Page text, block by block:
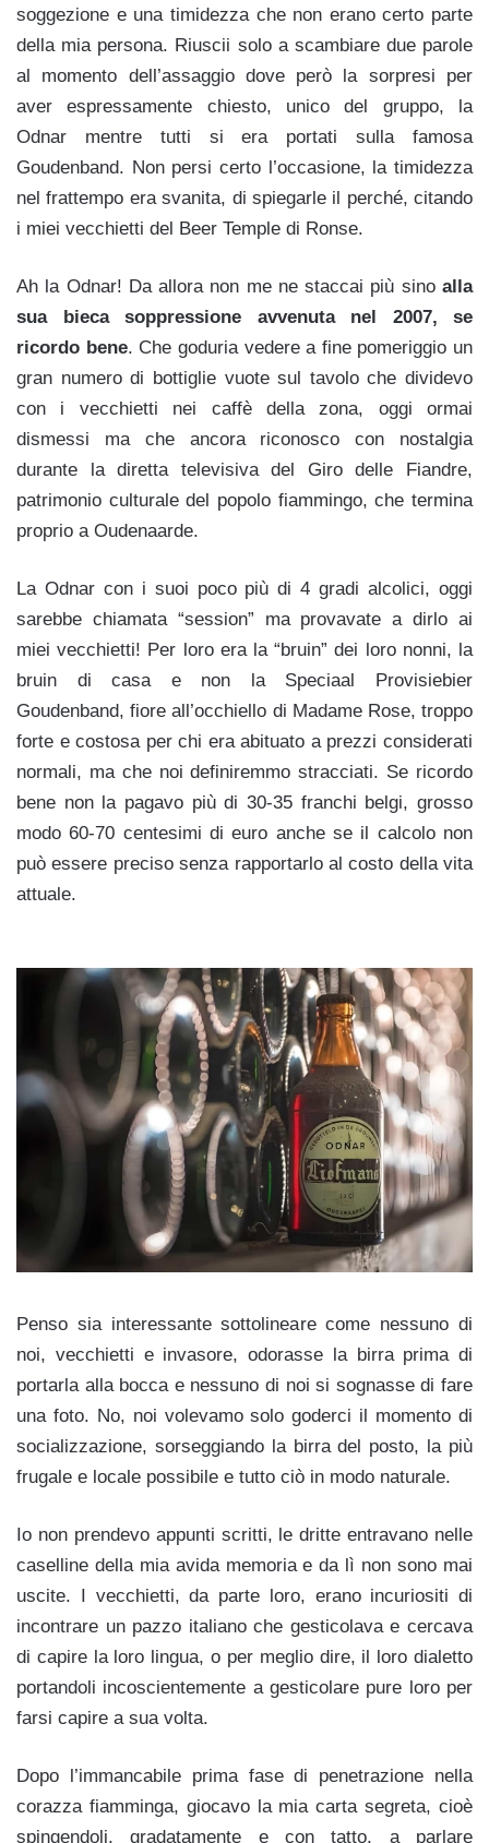
soggezione e una timidezza che non erano certo parte
della mia persona. Riuscii solo a scambiare due parole
al momento dell’assaggio dove però la sorpresi per
aver espressamente chiesto, unico del gruppo, la
Odnar mentre tutti si era portati sulla famosa
Goudenband. Non persi certo l’occasione, la timidezza
nel frattempo era svanita, di spiegarle il perché, citando
i miei vecchietti del Beer Temple di Ronse.
Ah la Odnar! Da allora non me ne staccai più sino alla
sua bieca soppressione avvenuta nel 2007, se
ricordo bene. Che goduria vedere a fine pomeriggio un
gran numero di bottiglie vuote sul tavolo che dividevo
con i vecchietti nei caffè della zona, oggi ormai
dismessi ma che ancora riconosco con nostalgia
durante la diretta televisiva del Giro delle Fiandre,
patrimonio culturale del popolo fiammingo, che termina
proprio a Oudenaarde.
La Odnar con i suoi poco più di 4 gradi alcolici, oggi
sarebbe chiamata “session” ma provavate a dirlo ai
miei vecchietti! Per loro era la “bruin” dei loro nonni, la
bruin di casa e non la Speciaal Provisiebier
Goudenband, fiore all’occhiello di Madame Rose, troppo
forte e costosa per chi era abituato a prezzi considerati
normali, ma che noi definiremmo stracciati. Se ricordo
bene non la pagavo più di 30-35 franchi belgi, grosso
modo 60-70 centesimi di euro anche se il calcolo non
può essere preciso senza rapportarlo al costo della vita
attuale.
Penso sia interessante sottolineare come nessuno di
noi, vecchietti e invasore, odorasse la birra prima di
portarla alla bocca e nessuno di noi si sognasse di fare
una foto. No, noi volevamo solo goderci il momento di
socializzazione, sorseggiando la birra del posto, la più
frugale e locale possibile e tutto ciò in modo naturale.
Io non prendevo appunti scritti, le dritte entravano nelle
caselline della mia avida memoria e da lì non sono mai
uscite. I vecchietti, da parte loro, erano incuriositi di
incontrare un pazzo italiano che gesticolava e cercava
di capire la loro lingua, o per meglio dire, il loro dialetto
portandoli incoscientemente a gesticolare pure loro per
farsi capire a sua volta.
Dopo l’immancabile prima fase di penetrazione nella
corazza fiamminga, giocavo la mia carta segreta, cioè
spingendoli, gradatamente e con tatto, a parlare